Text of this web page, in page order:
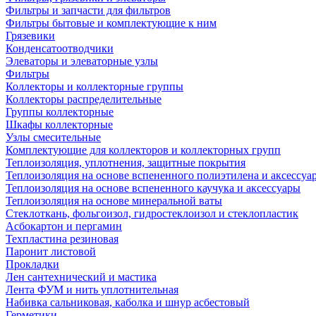
Фильтры и запчасти для фильтров
Фильтры бытовые и комплектующие к ним
Грязевики
Конденсатоотводчики
Элеваторы и элеваторные узлы
Фильтры
Коллекторы и коллекторные группы
Коллекторы распределительные
Группы коллекторные
Шкафы коллекторные
Узлы смесительные
Комплектующие для коллекторов и коллекторных групп
Теплоизоляция, уплотнения, защитные покрытия
Теплоизоляция на основе вспененного полиэтилена и
Теплоизоляция на основе вспененного каучука и аксессуары
Теплоизоляция на основе минеральной ваты
Стеклоткань, фольгоизол, гидростеклоизол и стеклопластик
Асбокартон и пергамин
Техпластина резиновая
Паронит листовой
Прокладки
Лен сантехнический и мастика
Лента ФУМ и нить уплотнительная
Набивка сальниковая, каболка и шнур асбестовый